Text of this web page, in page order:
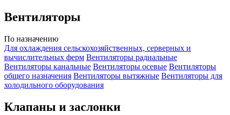
Вентиляторы
По назначению
Для охлаждения сельскохозяйственных, серверных и
вычислительных ферм Вентиляторы радиальные
Вентиляторы канальные Вентиляторы осевые Вентиляторы
общего назначения Вентиляторы вытяжные Вентиляторы для
холодильного оборудования
Клапаны и заслонки